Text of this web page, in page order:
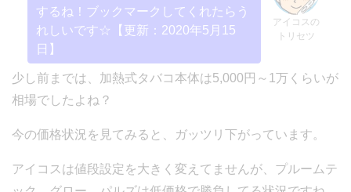
アイコスの
トリセツ
するね！ブックマークしてくれたらう
れしいです☆【更新：2020年5月15
日】
少し前までは、加熱式タバコ本体は5,000円～1万くらいが
相場でしたよね？
今の価格状況を見てみると、ガッツリ下がっています。
アイコスは値段設定を大きく変えてませんが、プルームテ